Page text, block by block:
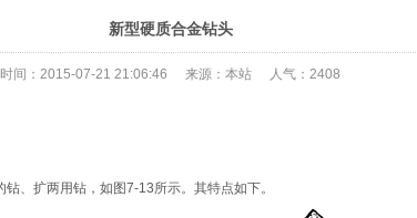
新型硬质合金钻头
时间：2015-07-21 21:06:46 来源：本站 人气：2408
、扩两用钻，如图7-13所示。其特点如下。